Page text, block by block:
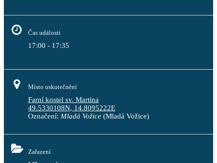
Čas události
17:00 - 17:35
Místo uskutečnění
Farní kostel sv. Martina
49.5330108N, 14.8095222E
Označení: Mladá Vožice (Mladá Vožice)
Zařazení